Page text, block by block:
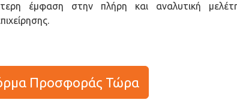
έμφαση στην πλήρη και αναλυτική
Προσφοράς Τώρα